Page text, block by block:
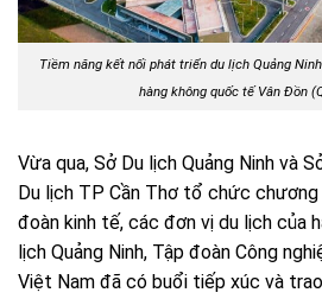
Tiềm năng kết nối phát triển du lịch Quảng
hàng không quốc tế Vân Đồn
Vừa qua, Sở Du lịch Quảng Ninh và
Du lịch TP Cần Thơ tổ chức
đoàn kinh tế, các đơn vị du lịch của
lịch Quảng Ninh, Tập đoàn Công
Việt Nam đã có buổi tiếp xúc và